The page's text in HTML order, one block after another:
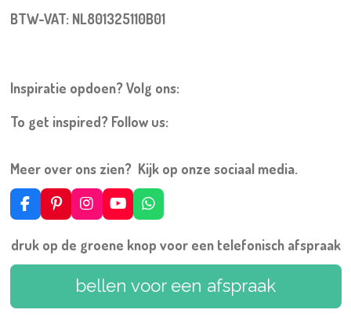
BTW-VAT: NL801325110B01
Inspiratie opdoen? Volg ons:
To get inspired? Follow us:
Meer over ons zien? Kijk op onze sociaal media.
F
a
e
b
k
P
i
t
e
s
I
n
t
a
g
r
a
Y
o
T
u
b
e
W
h
t
s
A
p
p
druk op de groene knop voor een telefonisch afspraak
bellen voor een afspraak